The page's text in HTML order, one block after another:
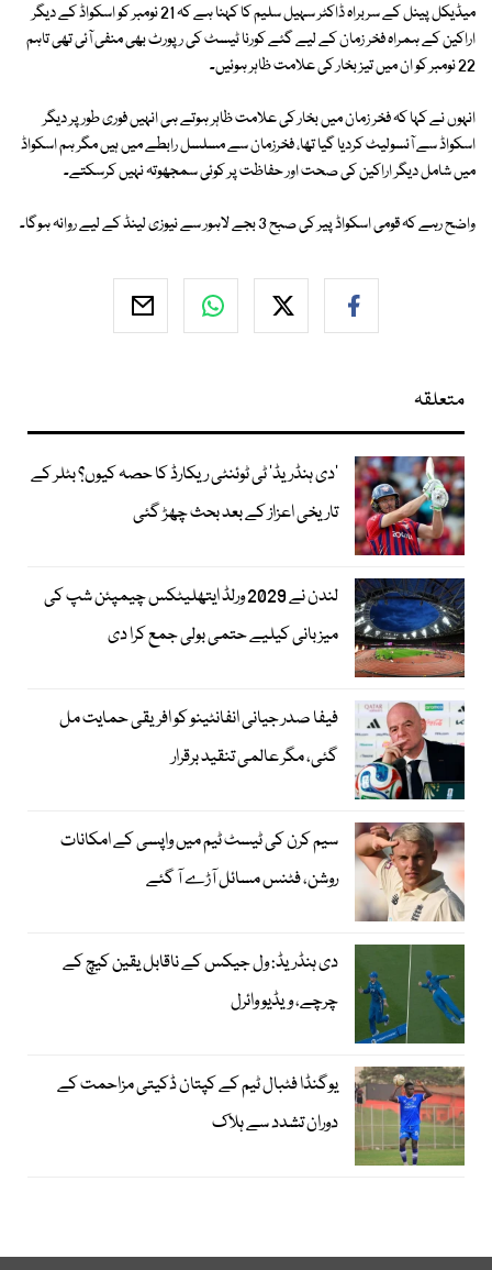
میڈیکل پینل کے سربراہ ڈاکٹر سہیل سلیم کا کہنا ہے کہ 21 نومبر کو اسکواڈ کے دیگر
اراکین کے ہمراہ فخر زمان کے لیے گئے کورنا ٹیسٹ کی رپورٹ بھی منفی آئی تھی تاہم
22 نومبر کو ان میں تیز بخار کی علامت ظاہر ہوئیں۔
انہوں نے کہا کہ فخر زمان میں بخار کی علامت ظاہر ہوتے ہی انہیں فوری طور پر دیگر
اسکواڈ سے آئسولیٹ کردیا گیا تھا، فخرزمان سے مسلسل رابطے میں ہیں مگر ہم اسکواڈ
میں شامل دیگر اراکین کی صحت اور حفاظت پر کوئی سمجھوتہ نہیں کرسکتے۔
واضح رہے کہ قومی اسکواڈ پیر کی صبح 3 بجے لاہور سے نیوزی لینڈ کے لیے روانہ ہوگا۔
متعلقہ
’دی ہنڈریڈ‘ ٹی ٹوئنٹی ریکارڈ کا حصہ کیوں؟ بٹلر کے
تاریخی اعزاز کے بعد بحث چھڑ گئی
لندن نے 2029 ورلڈ ایتھلیٹکس چیمپئن شپ کی
میزبانی کیلیے حتمی بولی جمع کرا دی
فیفا صدر جیانی انفانٹینو کو افریقی حمایت مل
گئی، مگر عالمی تنقید برقرار
سیم کرن کی ٹیسٹ ٹیم میں واپسی کے امکانات
روشن، فٹنس مسائل آڑے آ گئے
دی ہنڈریڈ: ول جیکس کے ناقابل یقین کیچ کے
چرچے، ویڈیو وائرل
یوگنڈا فٹبال ٹیم کے کپتان ڈکیتی مزاحمت کے
دوران تشدد سے ہلاک